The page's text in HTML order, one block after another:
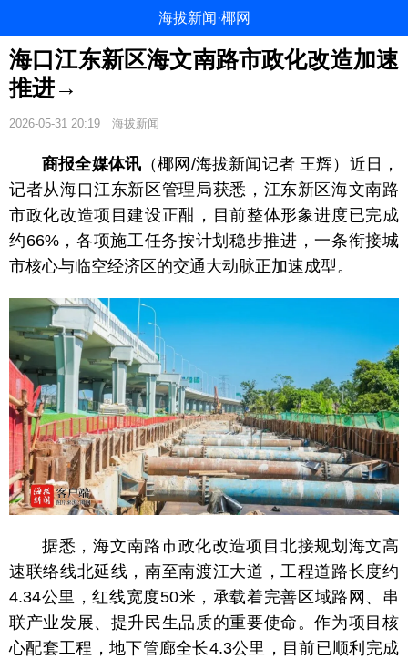
海拔新闻·椰网
海口江东新区海文南路市政化改造加速
推进→
2026-05-31 20:19 海拔新闻
商报全媒体讯 （椰网/海拔新闻记者 王辉）近日，
记者从海口江东新区管理局获悉，江东新区海文南路
市政化改造项目建设正酣，目前整体形象进度已完成
约66%，各项施工任务按计划稳步推进，一条衔接城
市核心与临空经济区的交通大动脉正加速成型。
据悉，海文南路市政化改造项目北接规划海文高
速联络线北延线，南至南渡江大道，工程道路长度约
4.34公里，红线宽度50米，承载着完善区域路网、串
联产业发展、提升民生品质的重要使命。作为项目核
心配套工程，地下管廊全长4.3公里，目前已顺利完成